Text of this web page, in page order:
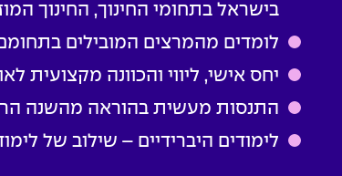
בישראל בתחומי החינוך, החינוך
לומדים מהמרצים המובילים
יחס אישי, ליווי והכוונה מקצועית
התנסות מעשית בהוראה מהשנה
לימודים היברידיים – שילוב של